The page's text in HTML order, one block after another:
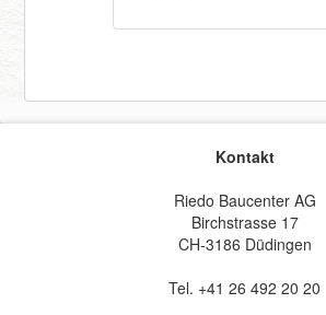
Kontakt
Riedo Baucenter AG
Birchstrasse 17
CH-3186 Düdingen
Tel. +41 26 492 20 20